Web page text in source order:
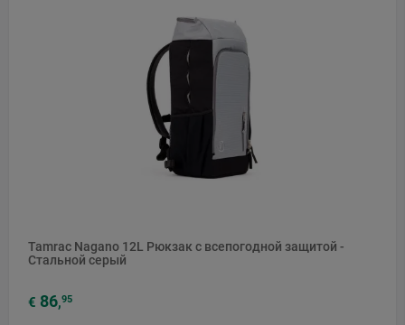
Tamrac Nagano 12L Рюкзак с всепогодной защитой -
Стальной серый
€ 86,95